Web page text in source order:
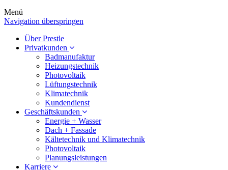
Menü
Navigation überspringen
Über Prestle
Privatkunden
Badmanufaktur
Heizungstechnik
Photovoltaik
Lüftungstechnik
Klimatechnik
Kundendienst
Geschäftskunden
Energie + Wasser
Dach + Fassade
Kältetechnik und Klimatechnik
Photovoltaik
Planungsleistungen
Karriere